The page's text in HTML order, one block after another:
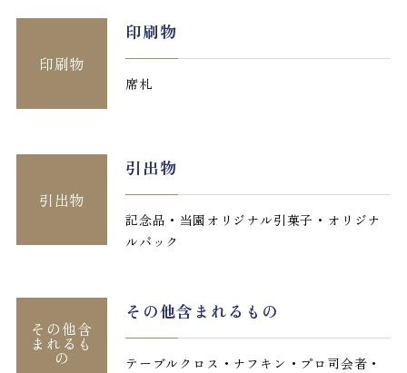
印刷物
席札
印刷物
引出物
記念品・当園オリジナル引菓子・オリジナ
ルバック
引出物
その他含まれるもの
テーブルクロス・ナフキン・プロ司会者・
その他含
まれるも
の